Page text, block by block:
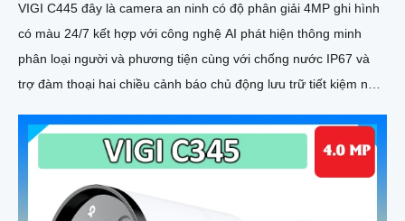
VIGI C445 đây là camera an ninh có độ phân giải 4MP ghi hình
có màu 24/7 kết hợp với công nghệ AI phát hiện thông minh
phân loại người và phương tiện cùng với chống nước IP67 và
trợ đàm thoại hai chiều cảnh báo chủ động lưu trữ tiết kiệm nhờ